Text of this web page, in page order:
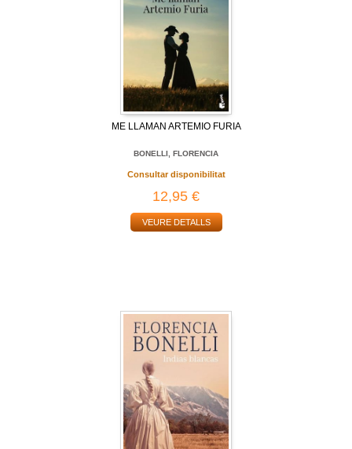
ME LLAMAN ARTEMIO FURIA
BONELLI, FLORENCIA
Consultar disponibilitat
12,95 €
VEURE DETALLS